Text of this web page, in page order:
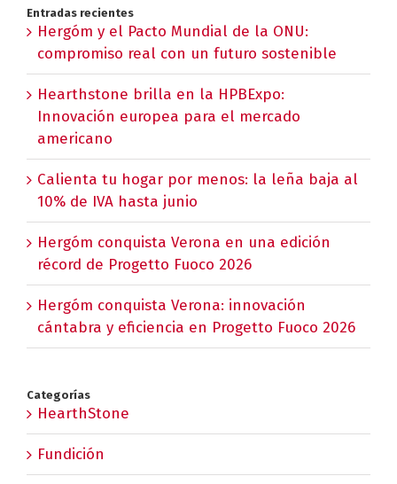
Entradas recientes
Hergóm y el Pacto Mundial de la ONU:
compromiso real con un futuro sostenible
Hearthstone brilla en la HPBExpo:
Innovación europea para el mercado
americano
Calienta tu hogar por menos: la leña baja al
10% de IVA hasta junio
Hergóm conquista Verona en una edición
récord de Progetto Fuoco 2026
Hergóm conquista Verona: innovación
cántabra y eficiencia en Progetto Fuoco 2026
Categorías
HearthStone
Fundición